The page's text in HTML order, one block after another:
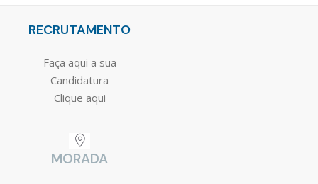
RECRUTAMENTO
Faça aqui a sua
Candidatura
Clique aqui
MORADA